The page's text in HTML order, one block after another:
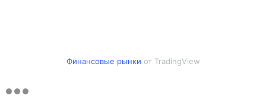
Финансовые рынки от TradingView